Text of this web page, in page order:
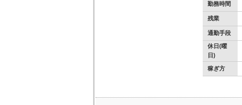
勤務時間
残業
通勤手段
休日(曜
日)
稼ぎ方